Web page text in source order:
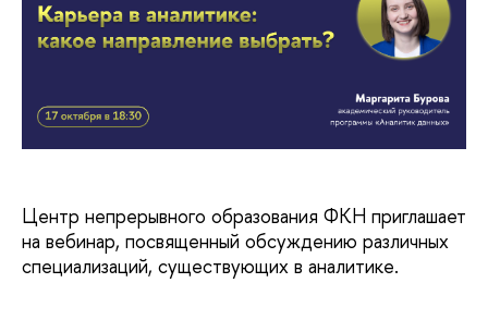
Центр непрерывного образования ФКН приглашает
на вебинар, посвященный обсуждению различных
специализаций, существующих в аналитике.